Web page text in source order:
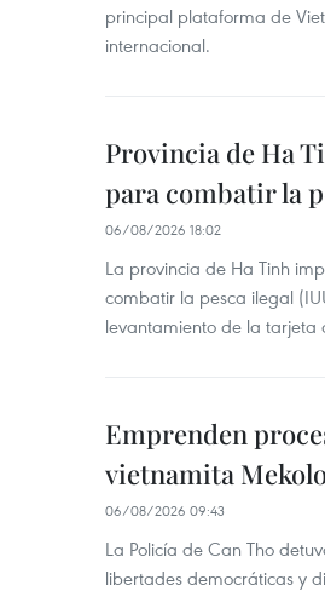
principal plataforma de
internacional.
Provincia de Ha
para combatir la
06/08/2026 18:02
La provincia de Ha Tinh
combatir la pesca ilegal
levantamiento de la tarjeta
Emprenden
vietnamita
06/08/2026 09:43
La Policía de Can Tho
libertades democráticas y